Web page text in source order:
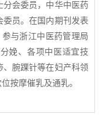
会委员，中华中医药
员。在国内期刊发表
与浙江中医药管理局
娩、各项中医适宜技
、腕踝针等在妇产科领
按摩催乳及通乳。